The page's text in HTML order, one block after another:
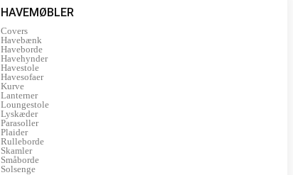
HAVEMØBLER
Covers
Havebænk
Haveborde
Havehynder
Havestole
Havesofaer
Kurve
Lanterner
Loungestole
Lyskæder
Parasoller
Plaider
Rulleborde
Skamler
Småborde
Solsenge